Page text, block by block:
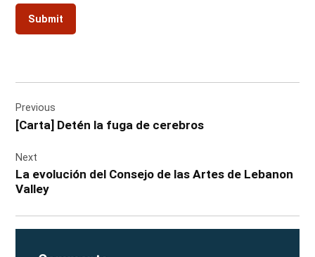
navigation
Previous
[Carta] Detén la fuga de cerebros
Next
La evolución del Consejo de las Artes de Lebanon
Valley